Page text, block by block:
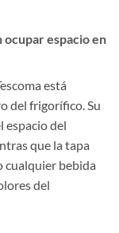
ocupar espacio en
está
del frigorífico. Su
espacio del
que la tapa
cualquier bebida
del